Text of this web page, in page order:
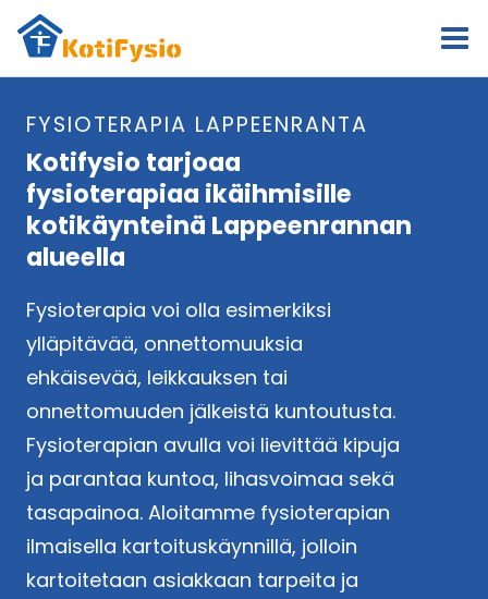
Siirry
sisältöön
FYSIOTERAPIA LAPPEENRANTA
Kotifysio tarjoaa
fysioterapiaa ikäihmisille
kotikäynteinä Lappeenrannan
alueella
Fysioterapia voi olla esimerkiksi
ylläpitävää, onnettomuuksia
ehkäisevää, leikkauksen tai
onnettomuuden jälkeistä kuntoutusta.
Fysioterapian avulla voi lievittää kipuja
ja parantaa kuntoa, lihasvoimaa sekä
tasapainoa. Aloitamme fysioterapian
ilmaisella kartoituskäynnillä, jolloin
kartoitetaan asiakkaan tarpeita ja